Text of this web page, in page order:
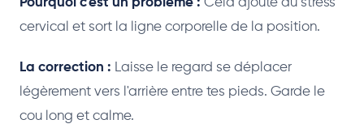
Pourquoi c'est un problème : Cela ajoute du stress
cervical et sort la ligne corporelle de la position.
La correction : Laisse le regard se déplacer
légèrement vers l'arrière entre tes pieds. Garde le
cou long et calme.